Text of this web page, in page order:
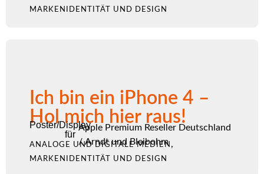
MARKENIDENTITÄT UND DESIGN
Ich bin ein iPhone 4 –
Hol mich hier raus!
Poster/Display
für
Apple Premium Reseller Deutschland
/Arndt und Bleibohm
ANALOGE UND DIGITALE MEDIEN ,
MARKENIDENTITÄT UND DESIGN